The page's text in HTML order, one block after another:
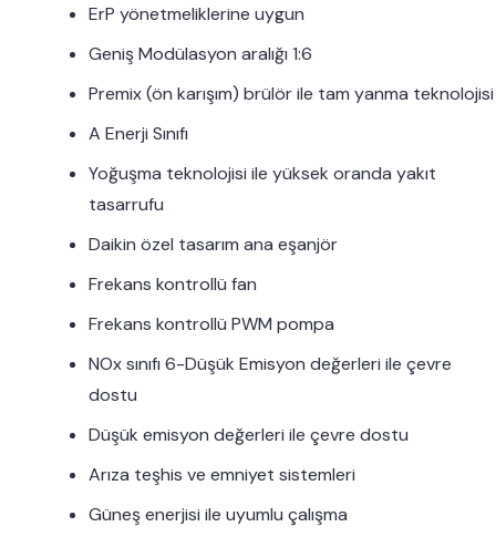
ErP yönetmeliklerine uygun
Geniş Modülasyon aralığı 1:6
Premix (ön karışım) brülör ile tam yanma teknolojisi
A Enerji Sınıfı
Yoğuşma teknolojisi ile yüksek oranda yakıt
tasarrufu
Daikin özel tasarım ana eşanjör
Frekans kontrollü fan
Frekans kontrollü PWM pompa
NOx sınıfı 6-Düşük Emisyon değerleri ile çevre
dostu
Düşük emisyon değerleri ile çevre dostu
Arıza teşhis ve emniyet sistemleri
Güneş enerjisi ile uyumlu çalışma